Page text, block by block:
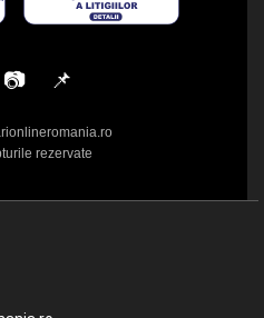
📷 📌
rezervate